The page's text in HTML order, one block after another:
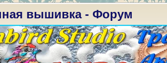
вышивка - Форум